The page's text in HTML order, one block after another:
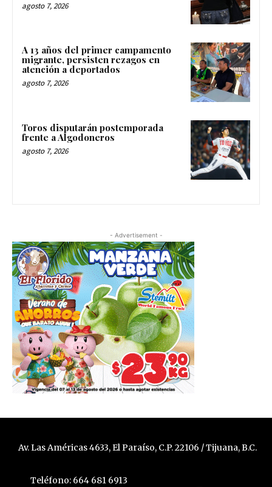
agosto 7, 2026
A 13 años del primer campamento
migrante, persisten rezagos en
atención a deportados
agosto 7, 2026
Toros disputarán postemporada
frente a Algodoneros
agosto 7, 2026
- Advertisement -
Av. Las Américas 4633, El Paraíso, C.P. 22106 / Tijuana, B.C.
Teléfono: 664 681 6913